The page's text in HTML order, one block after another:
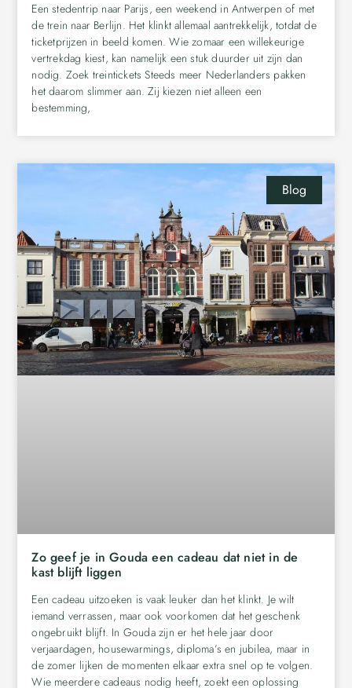
Een stedentrip naar Parijs, een weekend in Antwerpen of met
de trein naar Berlijn. Het klinkt allemaal aantrekkelijk, totdat de
ticketprijzen in beeld komen. Wie zomaar een willekeurige
vertrekdag kiest, kan namelijk een stuk duurder uit zijn dan
nodig. Zoek treintickets Steeds meer Nederlanders pakken
het daarom slimmer aan. Zij kiezen niet alleen een
bestemming,
Blog
Zo geef je in Gouda een cadeau dat niet in de
kast blijft liggen
Een cadeau uitzoeken is vaak leuker dan het klinkt. Je wilt
iemand verrassen, maar ook voorkomen dat het geschenk
ongebruikt blijft. In Gouda zijn er het hele jaar door
verjaardagen, housewarmings, diploma’s en jubilea, maar in
de zomer lijken de momenten elkaar extra snel op te volgen.
Wie meerdere cadeaus nodig heeft, zoekt een oplossing